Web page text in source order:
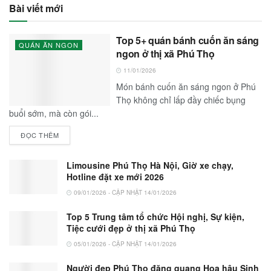
Bài viết mới
QUÁN ĂN NGON
Top 5+ quán bánh cuốn ăn sáng
ngon ở thị xã Phú Thọ
11/01/2026
Món bánh cuốn ăn sáng ngon ở Phú
Thọ không chỉ lấp đầy chiếc bụng
buổi sớm, mà còn gói...
ĐỌC THÊM
Limousine Phú Thọ Hà Nội, Giờ xe chạy,
Hotline đặt xe mới 2026
09/01/2026 - CẬP NHẬT 14/01/2026
Top 5 Trung tâm tổ chức Hội nghị, Sự kiện,
Tiệc cưới đẹp ở thị xã Phú Thọ
05/01/2026 - CẬP NHẬT 14/01/2026
Người đẹp Phú Thọ đăng quang Hoa hậu Sinh